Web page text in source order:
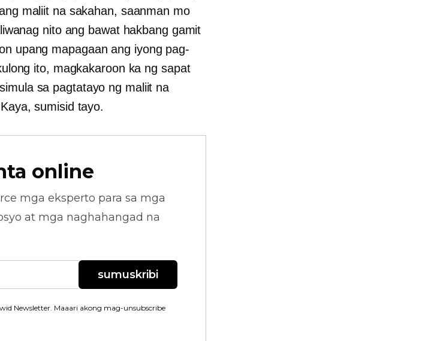
maliit na sakahan, saanman mo
nito ang bawat hakbang gamit
upang mapagaan ang iyong pag-
ito, magkakaroon ka ng sapat
sa pagtatayo ng maliit na
sumisid tayo.
online
mga eksperto para sa mga
at mga naghahangad na
sumuskribi
Newsletter. Maaari akong mag-unsubscribe